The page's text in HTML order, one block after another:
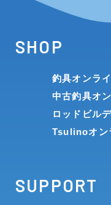
SHOP
釣具オンラ
中古釣具オ
ロッドビル
Tsulinoオン
SUPPORT